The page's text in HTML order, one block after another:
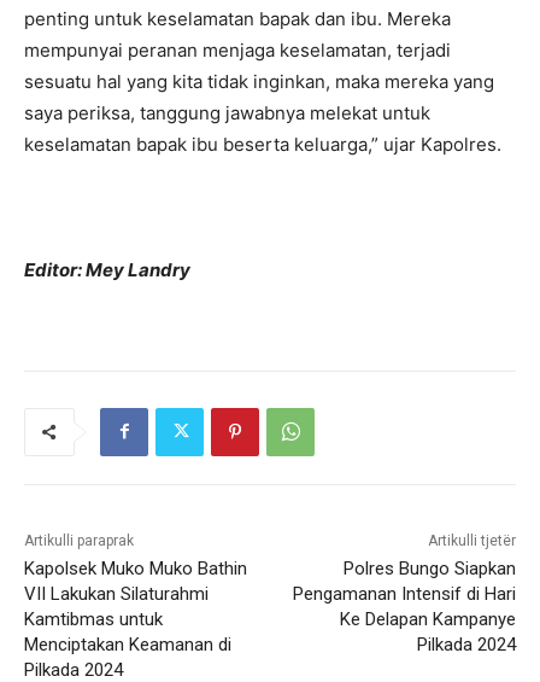
penting untuk keselamatan bapak dan ibu. Mereka
mempunyai peranan menjaga keselamatan, terjadi
sesuatu hal yang kita tidak inginkan, maka mereka yang
saya periksa, tanggung jawabnya melekat untuk
keselamatan bapak ibu beserta keluarga,” ujar Kapolres.
Editor: Mey Landry
Artikulli paraprak
Kapolsek Muko Muko Bathin
VII Lakukan Silaturahmi
Kamtibmas untuk
Menciptakan Keamanan di
Pilkada 2024
Artikulli tjetër
Polres Bungo Siapkan
Pengamanan Intensif di Hari
Ke Delapan Kampanye
Pilkada 2024